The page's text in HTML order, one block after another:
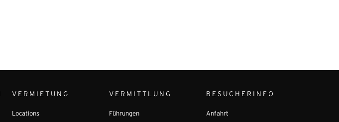
VERMIETUNG
Locations
VERMITTLUNG
Führungen
BESUCHERINFO
Anfahrt